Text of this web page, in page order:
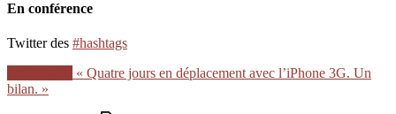
En conférence
Twitter des #hashtags
« Quatre jours en déplacement avec l’iPhone 3G. Un
bilan. »